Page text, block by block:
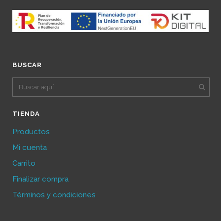
BUSCAR
TIENDA
Productos
Mi cuenta
Carrito
Finalizar compra
Términos y condiciones